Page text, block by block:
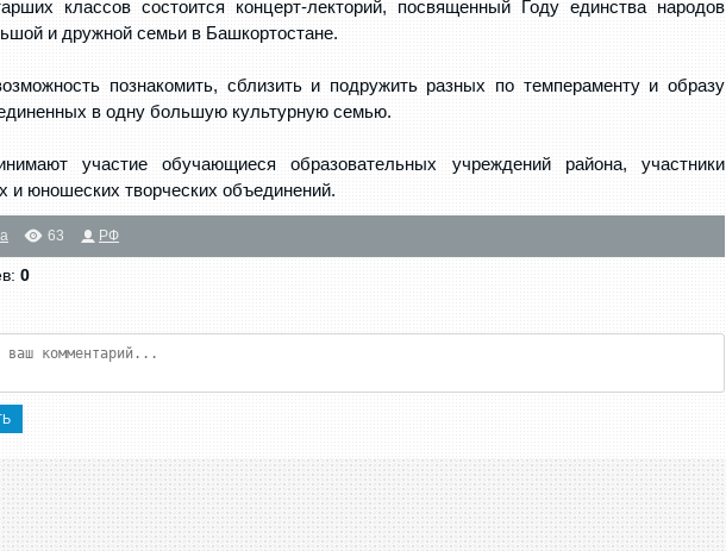
классов состоится концерт-лекторий, посвященный Году единства народов
и дружной семьи в Башкортостане.
познакомить, сблизить и подружить разных по темпераменту и образу
в одну большую культурную семью.
участие обучающиеся образовательных учреждений района, участники
и юношеских творческих объединений.
63 РФ
: 0